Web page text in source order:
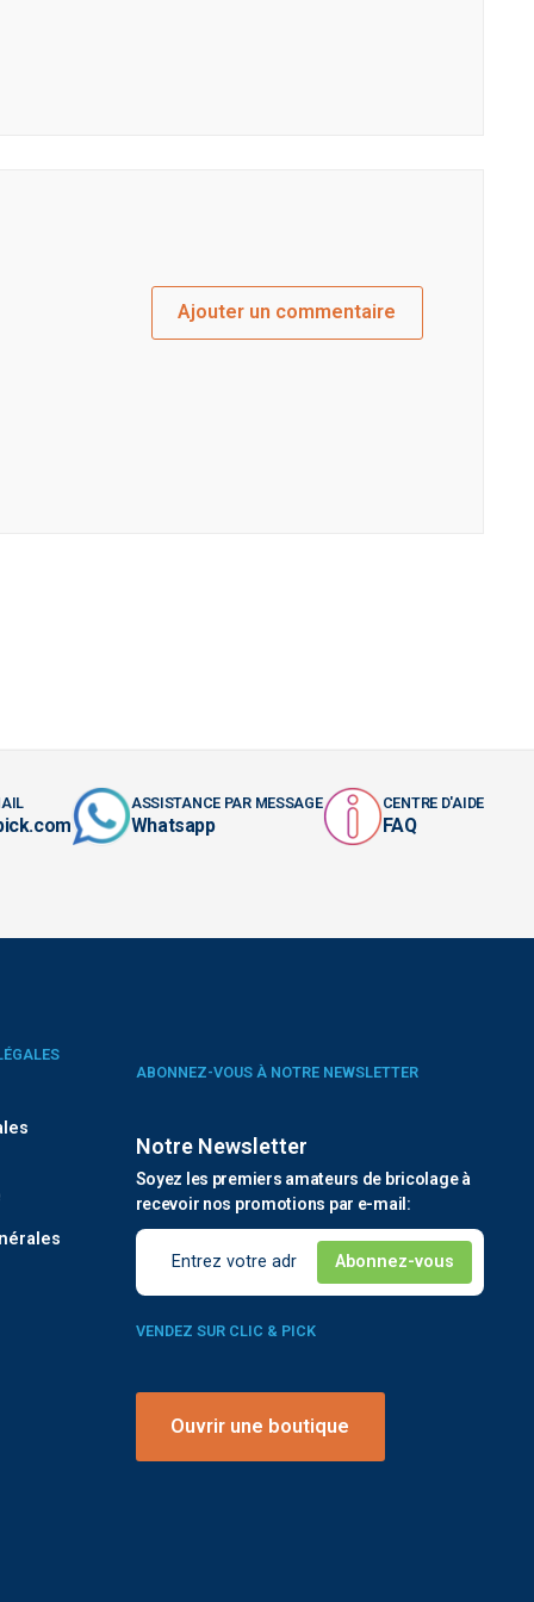
Ajouter un commentaire
ASSISTANCE PAR MESSAGE
Whatsapp
CENTRE D'AIDE
FAQ
ABONNEZ-VOUS À NOTRE NEWSLETTER
Notre Newsletter
Soyez les premiers amateurs de bricolage à
recevoir nos promotions par e-mail:
VENDEZ SUR CLIC & PICK
Ouvrir une boutique